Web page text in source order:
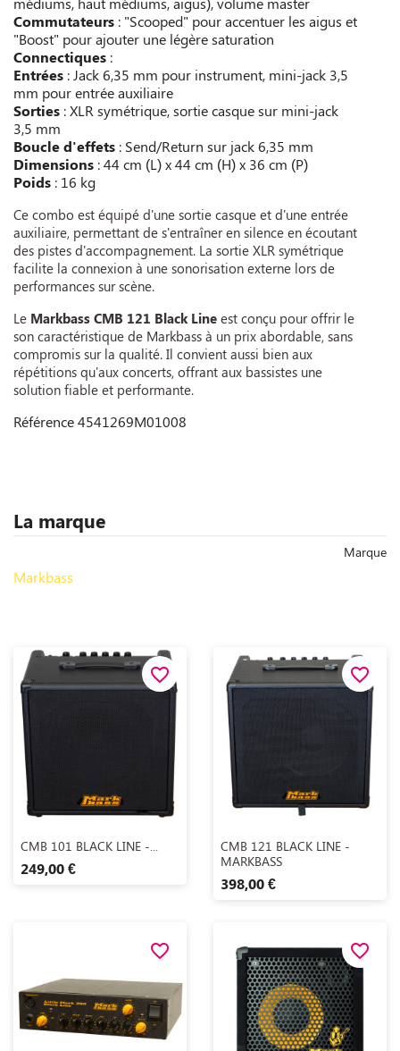
Commutateurs : "Scooped" pour accentuer les aigus et
"Boost" pour ajouter une légère saturation
Connectiques :
Entrées : Jack 6,35 mm pour instrument, mini-jack 3,5
mm pour entrée auxiliaire
Sorties : XLR symétrique, sortie casque sur mini-jack
3,5 mm
Boucle d'effets : Send/Return sur jack 6,35 mm
Dimensions : 44 cm (L) x 44 cm (H) x 36 cm (P)
Poids : 16 kg
Ce combo est équipé d'une sortie casque et d'une entrée
auxiliaire, permettant de s'entraîner en silence en écoutant
des pistes d'accompagnement. La sortie XLR symétrique
facilite la connexion à une sonorisation externe lors de
performances sur scène.
Le Markbass CMB 121 Black Line est conçu pour offrir le
son caractéristique de Markbass à un prix abordable, sans
compromis sur la qualité. Il convient aussi bien aux
répétitions qu'aux concerts, offrant aux bassistes une
solution fiable et performante.
Référence4541269M01008
La marque
Marque
Markbass
Aperçu rapide
CMB 101 BLACK LINE -...
249,00 €
favorite_border
Aperçu rapide
CMB 121 BLACK LINE -
MARKBASS
398,00 €
favorite_border
favorite_border favorite_border